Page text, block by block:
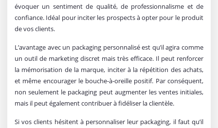
évoquer un sentiment de qualité, de professionnalisme et de
confiance. Idéal pour inciter les prospects à opter pour le produit
de vos clients.
L’avantage avec un packaging personnalisé est qu’il agira comme
un outil de marketing discret mais très efficace. Il peut renforcer
la mémorisation de la marque, inciter à la répétition des achats,
et même encourager le bouche-à-oreille positif. Par conséquent,
non seulement le packaging peut augmenter les ventes initiales,
mais il peut également contribuer à fidéliser la clientèle.
Si vos clients hésitent à personnaliser leur packaging, il faut qu’il